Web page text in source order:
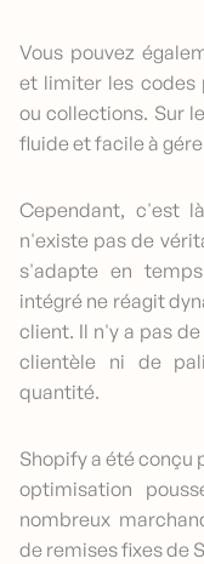
Vous pouvez
et limiter les codes
ou collections. Sur
fluide et facile à
Cependant, c'est
n'existe pas de
s'adapte en
intégré ne réagit
client. Il n'y a pas
clientèle ni de
quantité.
Shopify a été conçu
optimisation
nombreux
de remises fixes de